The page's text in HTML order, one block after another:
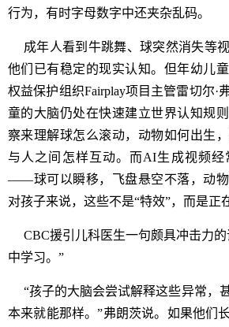
行为，有时字母数字中还夹杂乱码。
成年人看到牛跳舞、球突然消失等
他们已有稳定的现实认知。但年幼儿
权益保护组织Fairplay项目主管雷切尔·
童的大脑仍处在快速建立世界认知规
察来理解球怎么滚动，动物如何出生
与人之间怎样互动。而AI生成视频经
——球可以瞬移，飞盘悬空不落，动物
对孩子来说，这些不是“特效”，而是正
CBC援引儿科医生一句颇具冲击力
中学习。”
“孩子的大脑会尝试解释这些异常，
本来就能那样。”弗朗茨说。如果他们